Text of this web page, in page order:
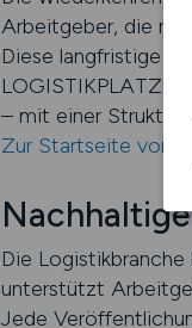
Arbeitgeber, die
Diese langfristige
LOGISTIKPLATZ
– mit einer Struktur,
Zur Startseite von
Die
unterstützt
Jede